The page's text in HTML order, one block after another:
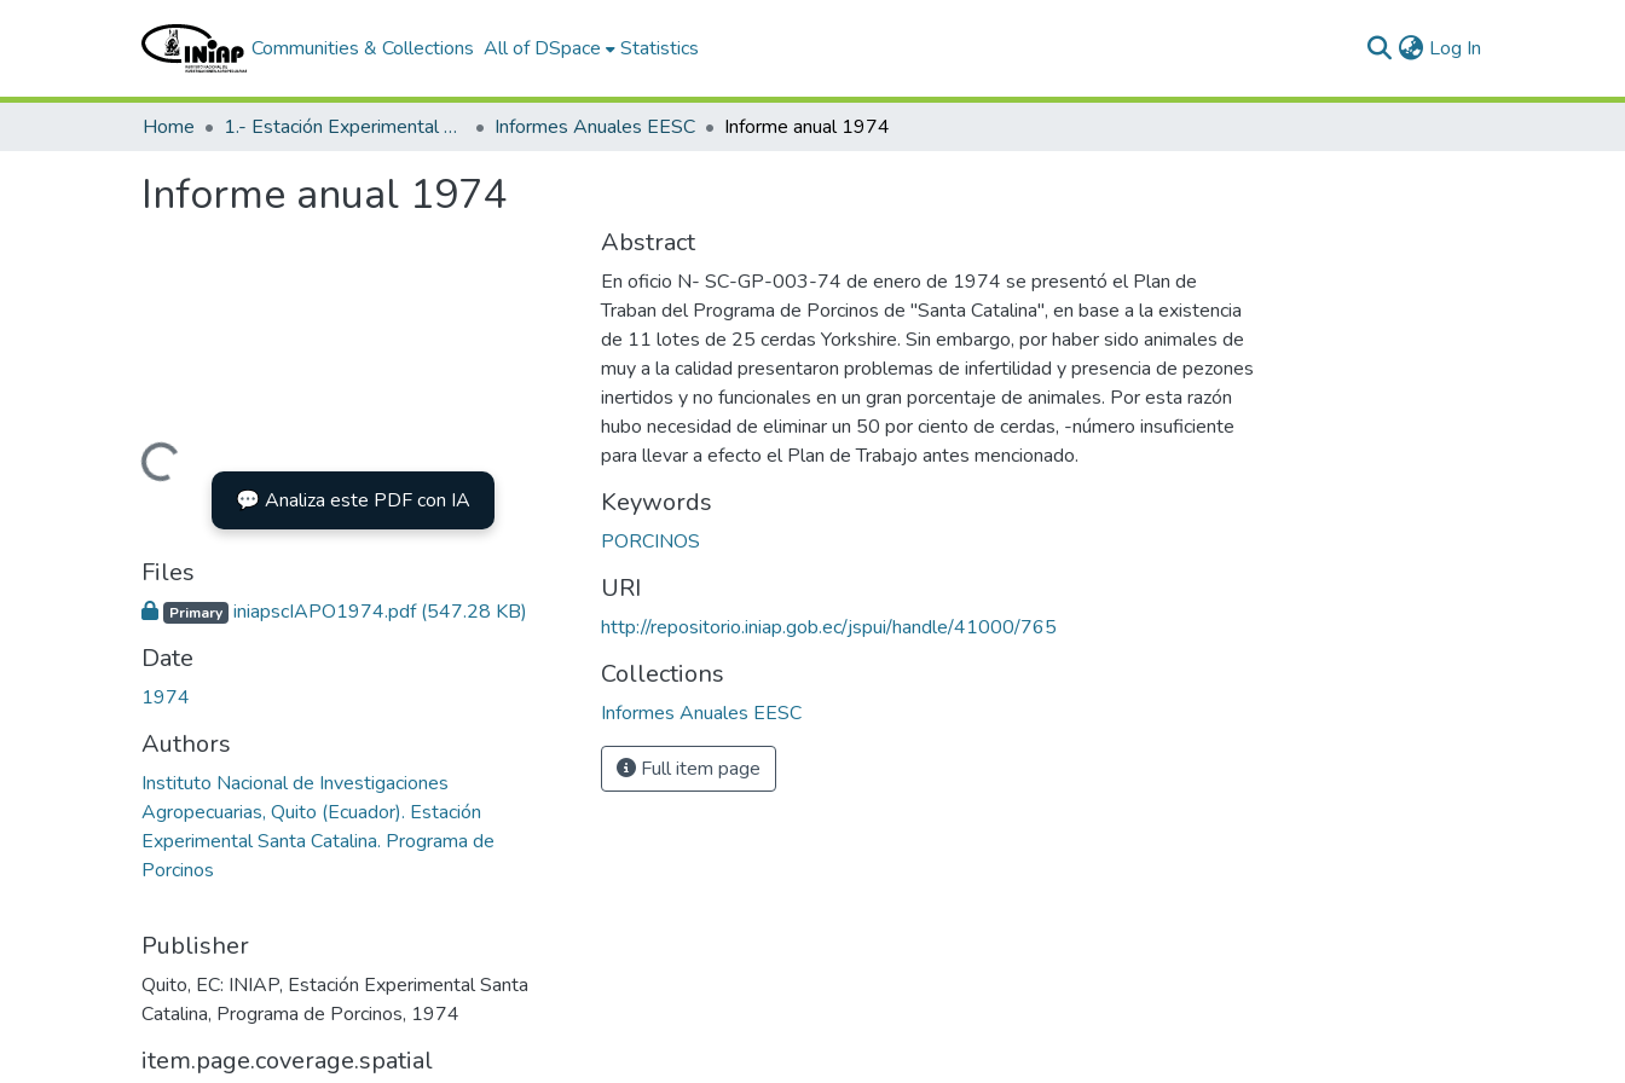
Communities & Collections All of DSpace Statistics Log In
Home 1.- Estación Experimental Santa Catalina Informes Anuales EESC Informe anual 1974
Informe anual 1974
Loading... 💬 Analiza este PDF con IA
Files
Primary iniapscIAPO1974.pdf(547.28 KB)
Date
1974
Authors
Instituto Nacional de Investigaciones
Agropecuarias, Quito (Ecuador). Estación
Experimental Santa Catalina. Programa de
Porcinos
Publisher
Quito, EC: INIAP, Estación Experimental Santa
Catalina, Programa de Porcinos, 1974
item.page.coverage.spatial
Abstract
En oficio N- SC-GP-003-74 de enero de 1974 se presentó el Plan de
Traban del Programa de Porcinos de "Santa Catalina", en base a la existencia
de 11 lotes de 25 cerdas Yorkshire. Sin embargo, por haber sido animales de
muy a la calidad presentaron problemas de infertilidad y presencia de pezones
inertidos y no funcionales en un gran porcentaje de animales. Por esta razón
hubo necesidad de eliminar un 50 por ciento de cerdas, -número insuficiente
para llevar a efecto el Plan de Trabajo antes mencionado.
Keywords
PORCINOS
URI
http://repositorio.iniap.gob.ec/jspui/handle/41000/765
Collections
Informes Anuales EESC
Full item page